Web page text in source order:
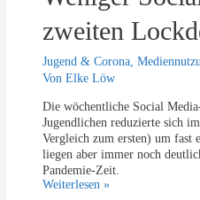
a
t
e
t
“
a
u
c
h
e
e
i
e
n
n
u
t
z
u
zweiten
Jugend & Corona,
VonElke Löw
Die wöchentliche Social
Jugendlichen reduzierte sich
Vergleich zum ersten) um
liegen aber immer noch
Pandemie-Zeit.
W
Weiterlesen »